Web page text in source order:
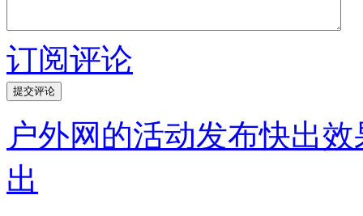
订阅评论
户外网的活动发布快出效
出